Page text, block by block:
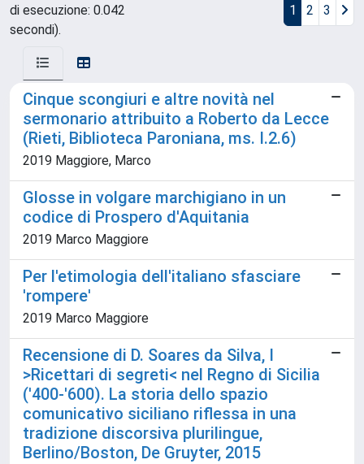
di esecuzione: 0.042
secondi).
1 2 3
Cinque scongiuri e altre novità nel
sermonario attribuito a Roberto da Lecce
(Rieti, Biblioteca Paroniana, ms. I.2.6)
2019 Maggiore, Marco
Glosse in volgare marchigiano in un
codice di Prospero d'Aquitania
2019 Marco Maggiore
Per l'etimologia dell'italiano sfasciare
'rompere'
2019 Marco Maggiore
Recensione di D. Soares da Silva, I
>Ricettari di segreti< nel Regno di Sicilia
('400-'600). La storia dello spazio
comunicativo siciliano riflessa in una
tradizione discorsiva plurilingue,
Berlino/Boston, De Gruyter, 2015